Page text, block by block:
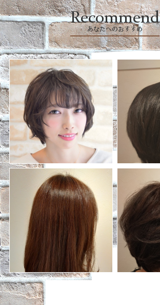
Recommend
あなたへのおすすめ